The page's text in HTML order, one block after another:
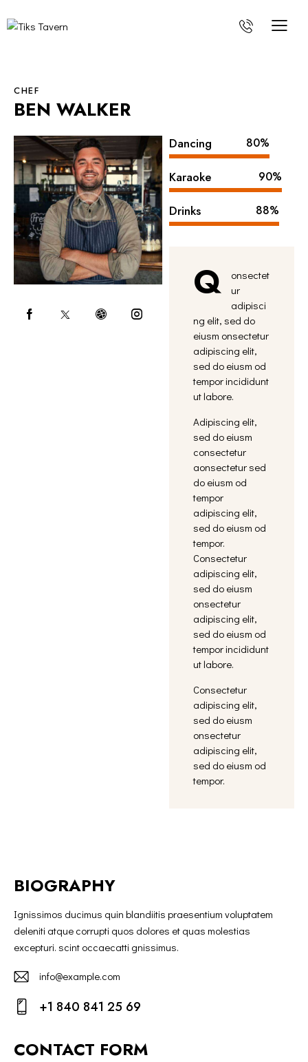
CHEF
BEN WALKER
Dancing 80%
Karaoke 90%
Drinks 88%
Q
onsectet
ur
adipisci
ng elit, sed do
eiusm onsectetur
adipiscing elit,
sed do eiusm od
tempor incididunt
ut labore.
Adipiscing elit,
sed do eiusm
consectetur
aonsectetur sed
do eiusm od
tempor
adipiscing elit,
sed do eiusm od
tempor.
Consectetur
adipiscing elit,
sed do eiusm
onsectetur
adipiscing elit,
sed do eiusm od
tempor incididunt
ut labore.
Consectetur
adipiscing elit,
sed do eiusm
onsectetur
adipiscing elit,
sed do eiusm od
tempor.
BIOGRAPHY
Ignissimos ducimus quin blandiitis praesentium voluptatem
deleniti atque corrupti quos dolores et quas molestias
excepturi. scint occaecatti gnissimus.
E-
m
info@example.com
on
+1 840 841 25 69
CONTACT FORM